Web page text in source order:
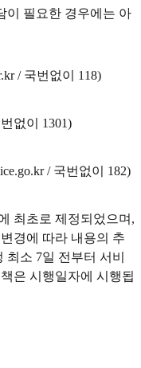
이 필요한 경우에는 아
/ 국번없이 118)
없이 1301)
/ 국번없이 182)
최초로 제정되었으며,
경에 따라 내용의 추
소 7일 전부터 서비
은 시행일자에 시행됩